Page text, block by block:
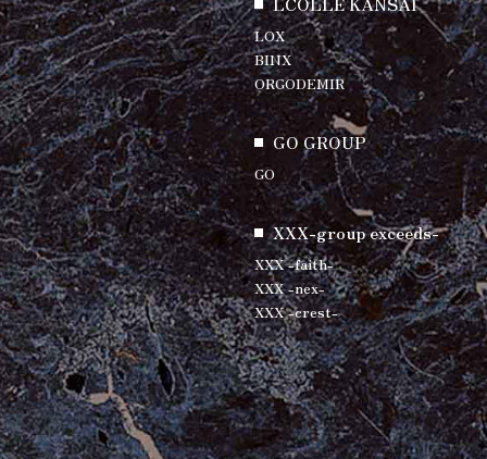
LOX
BINX
ORGODEMIR
GO GROUP
GO
XXX-group exceeds-
XXX -faith-
XXX -nex-
XXX -crest-